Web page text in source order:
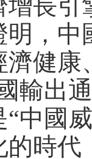
增長引
，中
濟健康
輸出
“中國
的時代